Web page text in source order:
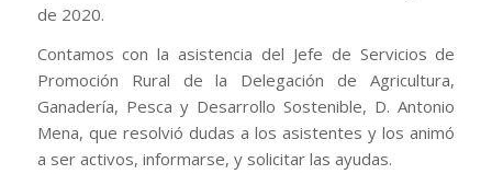
de 2020.
Contamos con la asistencia del Jefe de Servicios de
Promoción Rural de la Delegación de Agricultura,
Ganadería, Pesca y Desarrollo Sostenible, D. Antonio
Mena, que resolvió dudas a los asistentes y los animó
a ser activos, informarse, y solicitar las ayudas.